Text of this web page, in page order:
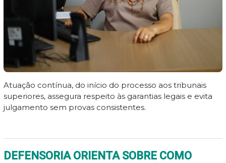
Atuação contínua, do início do processo aos tribunais
superiores, assegura respeito às garantias legais e evita
julgamento sem provas consistentes.
DEFENSORIA ORIENTA SOBRE COMO